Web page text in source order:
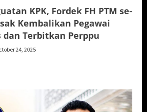
KPK, Fordek FH PTM se-
Kembalikan Pegawai
Terbitkan Perppu
24, 2025